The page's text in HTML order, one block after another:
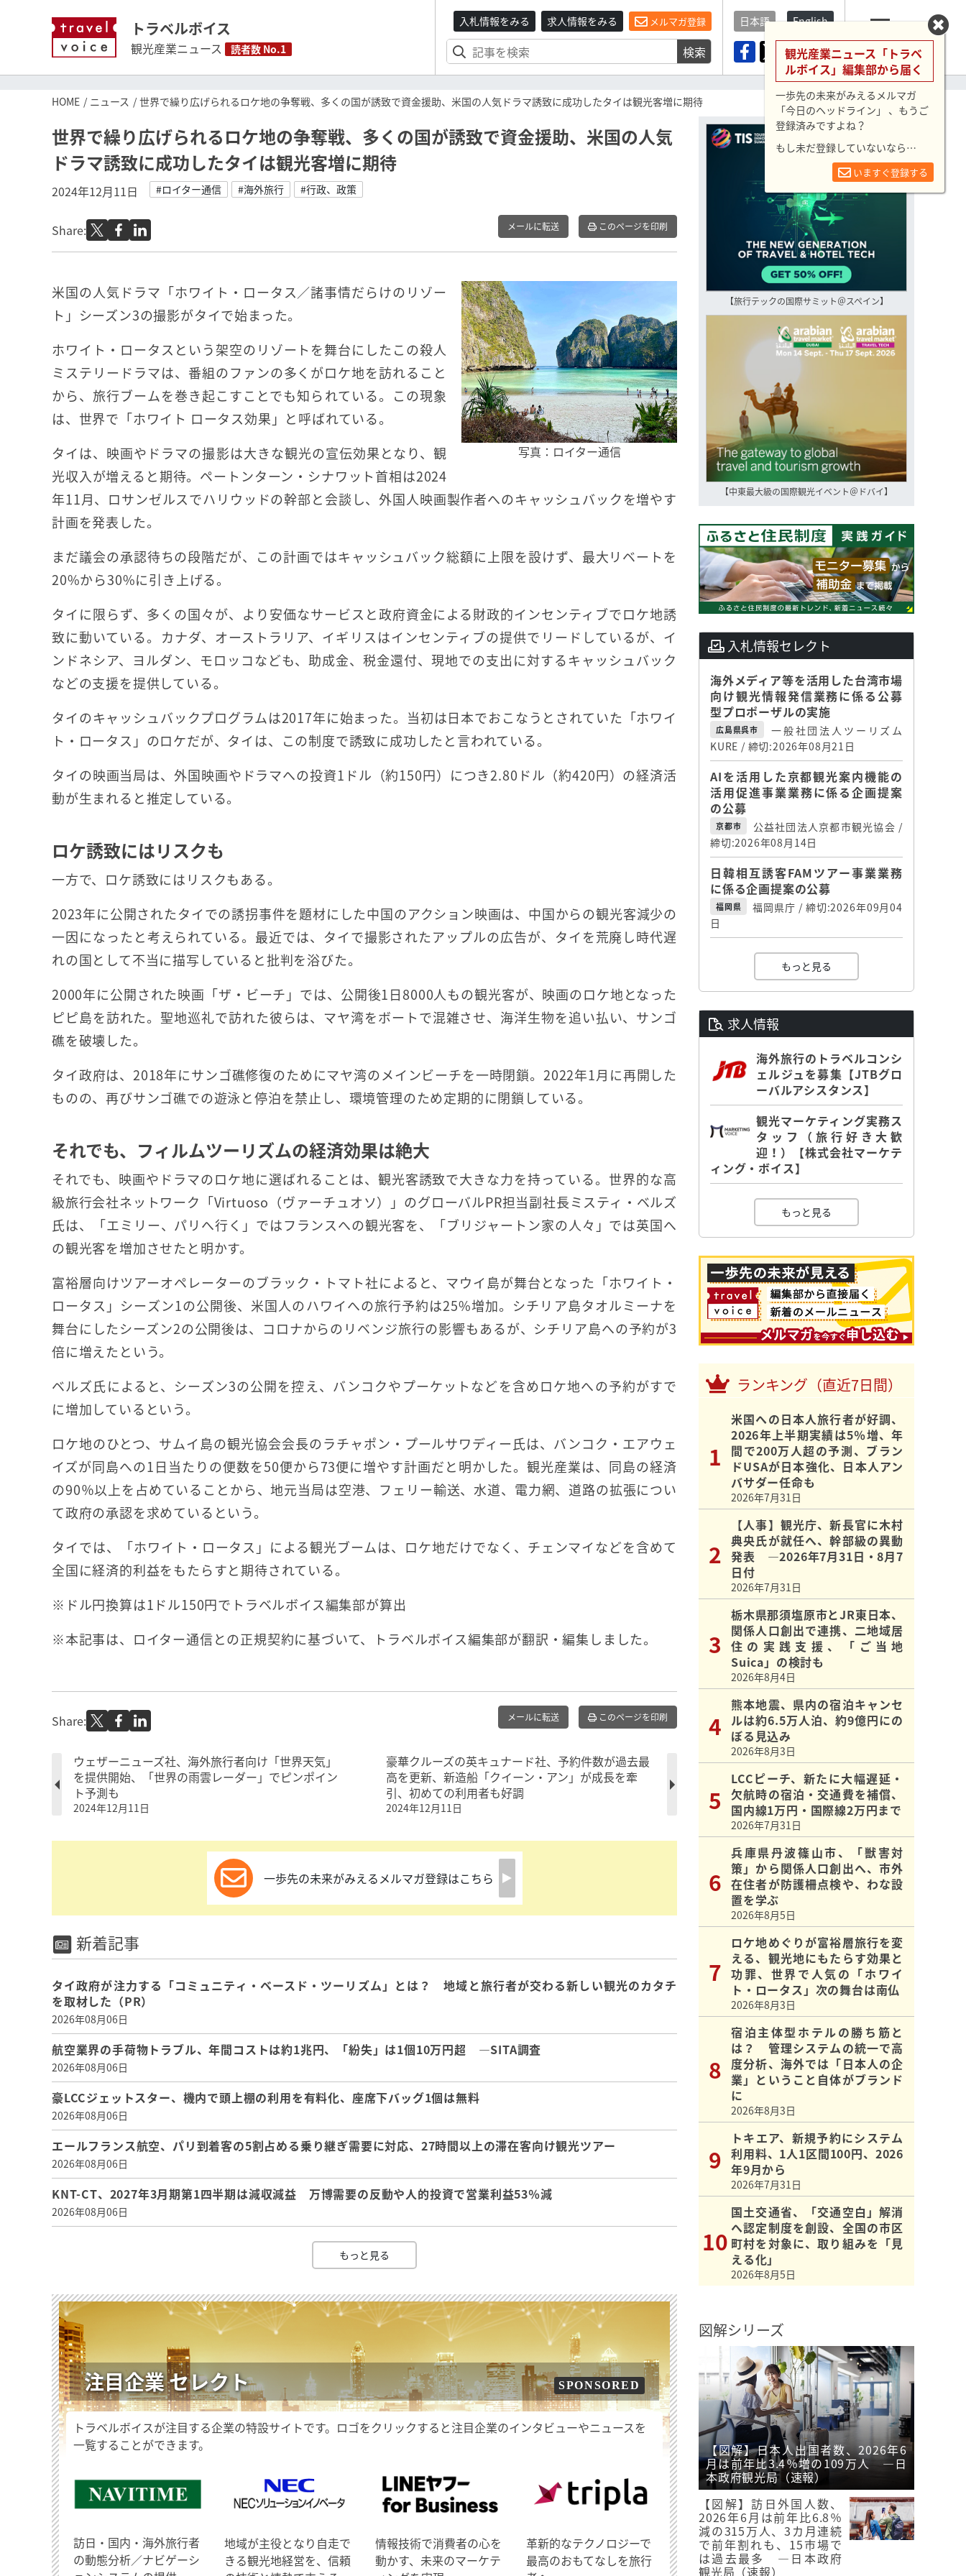
トラベルボイス
観光産業ニュース 読者数 No.1
入札情報をみる 求人情報をみる メルマガ登録
検索
日本語 English
メニュー
HOME ニュース 世界で繰り広げられるロケ地の争奪戦、多くの国が誘致で資金援助、米国の人気ドラマ誘致に成功したタイは観光客増に期待
世界で繰り広げられるロケ地の争奪戦、多くの国が誘致で資金援助、米国の人気
ドラマ誘致に成功したタイは観光客増に期待
2024年12月11日 #ロイター通信 #海外旅行 #行政、政策
Share: メールに転送 このページを印刷
写真：ロイター通信
米国の人気ドラマ「ホワイト・ロータス／諸事情だらけのリゾー
ト」シーズン3の撮影がタイで始まった。
ホワイト・ロータスという架空のリゾートを舞台にしたこの殺人
ミステリードラマは、番組のファンの多くがロケ地を訪れること
から、旅行ブームを巻き起こすことでも知られている。この現象
は、世界で「ホワイト ロータス効果」と呼ばれている。
タイは、映画やドラマの撮影は大きな観光の宣伝効果となり、観
光収入が増えると期待。ペートンターン・シナワット首相は2024
年11月、ロサンゼルスでハリウッドの幹部と会談し、外国人映画製作者へのキャッシュバックを増やす
計画を発表した。
まだ議会の承認待ちの段階だが、この計画ではキャッシュバック総額に上限を設けず、最大リベートを
20%から30%に引き上げる。
タイに限らず、多くの国々が、より安価なサービスと政府資金による財政的インセンティブでロケ地誘
致に動いている。カナダ、オーストラリア、イギリスはインセンティブの提供でリードしているが、イ
ンドネシア、ヨルダン、モロッコなども、助成金、税金還付、現地での支出に対するキャッシュバック
などの支援を提供している。
タイのキャッシュバックプログラムは2017年に始まった。当初は日本でおこなうとされていた「ホワイ
ト・ロータス」のロケだが、タイは、この制度で誘致に成功したと言われている。
タイの映画当局は、外国映画やドラマへの投資1ドル（約150円）につき2.80ドル（約420円）の経済活
動が生まれると推定している。
ロケ誘致にはリスクも
一方で、ロケ誘致にはリスクもある。
2023年に公開されたタイでの誘拐事件を題材にした中国のアクション映画は、中国からの観光客減少の
一因になったと考えられている。最近では、タイで撮影されたアップルの広告が、タイを荒廃し時代遅
れの国として不当に描写していると批判を浴びた。
2000年に公開された映画「ザ・ビーチ」では、公開後1日8000人もの観光客が、映画のロケ地となった
ピピ島を訪れた。聖地巡礼で訪れた彼らは、マヤ湾をボートで混雑させ、海洋生物を追い払い、サンゴ
礁を破壊した。
タイ政府は、2018年にサンゴ礁修復のためにマヤ湾のメインビーチを一時閉鎖。2022年1月に再開した
ものの、再びサンゴ礁での遊泳と停泊を禁止し、環境管理のため定期的に閉鎖している。
それでも、フィルムツーリズムの経済効果は絶大
それでも、映画やドラマのロケ地に選ばれることは、観光客誘致で大きな力を持っている。世界的な高
級旅行会社ネットワーク「Virtuoso（ヴァーチュオソ）」のグローバルPR担当副社長ミスティ・ベルズ
氏は、「エミリー、パリへ行く」ではフランスへの観光客を、「ブリジャートン家の人々」では英国へ
の観光客を増加させたと明かす。
富裕層向けツアーオペレーターのブラック・トマト社によると、マウイ島が舞台となった「ホワイト・
ロータス」シーズン1の公開後、米国人のハワイへの旅行予約は25%増加。シチリア島タオルミーナを
舞台にしたシーズン2の公開後は、コロナからのリベンジ旅行の影響もあるが、シチリア島への予約が3
倍に増えたという。
ベルズ氏によると、シーズン3の公開を控え、バンコクやプーケットなどを含めロケ地への予約がすで
に増加しているという。
ロケ地のひとつ、サムイ島の観光協会会長のラチャポン・プールサワディー氏は、バンコク・エアウェ
イズが同島への1日当たりの便数を50便から73便に増やす計画だと明かした。観光産業は、同島の経済
の90％以上を占めていることから、地元当局は空港、フェリー輸送、水道、電力網、道路の拡張につい
て政府の承認を求めているという。
タイでは、「ホワイト・ロータス」による観光ブームは、ロケ地だけでなく、チェンマイなどを含めて
全国に経済的利益をもたらすと期待されている。
※ドル円換算は1ドル150円でトラベルボイス編集部が算出
※本記事は、ロイター通信との正規契約に基づいて、トラベルボイス編集部が翻訳・編集しました。
Share: メールに転送 このページを印刷
ウェザーニューズ社、海外旅行者向け「世界天気」
を提供開始、「世界の雨雲レーダー」でピンポイン
ト予測も
2024年12月11日
豪華クルーズの英キュナード社、予約件数が過去最
高を更新、新造船「クイーン・アン」が成長を牽
引、初めての利用者も好調
2024年12月11日
一歩先の未来がみえるメルマガ登録はこちら
新着記事
タイ政府が注力する「コミュニティ・ベースド・ツーリズム」とは？ 地域と旅行者が交わる新しい観光のカタチ
を取材した（PR）
2026年08月06日
航空業界の手荷物トラブル、年間コストは約1兆円、「紛失」は1個10万円超 ―SITA調査
2026年08月06日
豪LCCジェットスター、機内で頭上棚の利用を有料化、座席下バッグ1個は無料
2026年08月06日
エールフランス航空、パリ到着客の5割占める乗り継ぎ需要に対応、27時間以上の滞在客向け観光ツアー
2026年08月06日
KNT-CT、2027年3月期第1四半期は減収減益 万博需要の反動や人的投資で営業利益53％減
2026年08月06日
もっと見る
注目企業 セレクト SPONSORED
トラベルボイスが注目する企業の特設サイトです。ロゴをクリックすると注目企業のインタビューやニュースを
一覧することができます。
訪日・国内・海外旅行者
の動態分析／ナビゲーシ
地域が主役となり自走で
きる観光地経営を、信頼
情報技術で消費者の心を
動かす、未来のマーケテ
革新的なテクノロジーで
最高のおもてなしを旅行
【旅行テックの国際サミット＠スペイン】
【中東最大級の国際観光イベント＠ドバイ】
入札情報セレクト
海外メディア等を活用した台湾市場
向け観光情報発信業務に係る公募
型プロポーザルの実施
広島県呉市
一般社団法人ツーリズム
KURE / 締切:2026年08月21日
AIを活用した京都観光案内機能の
活用促進事業業務に係る企画提案
の公募
京都市
公益社団法人京都市観光協会 /
締切:2026年08月14日
日韓相互誘客FAMツアー事業業務
に係る企画提案の公募
福岡県
福岡県庁 / 締切:2026年09月04
日
もっと見る
求人情報
海外旅行のトラベルコンシ
ェルジュを募集【JTBグロ
ーバルアシスタンス】
観光マーケティング実務ス
タッフ（旅行好き大歓
迎！）【株式会社マーケテ
ィング・ボイス】
もっと見る
ランキング（直近7日間）
米国への日本人旅行者が好調、
2026年上半期実績は5％増、年
間で200万人超の予測、ブラン
ドUSAが日本強化、日本人アン
バサダー任命も
2026年7月31日
【人事】観光庁、新長官に木村
典央氏が就任へ、幹部級の異動
発表 ―2026年7月31日・8月7
日付
2026年7月31日
栃木県那須塩原市とJR東日本、
関係人口創出で連携、二地域居
住の実践支援、「ご当地
Suica」の検討も
2026年8月4日
熊本地震、県内の宿泊キャンセ
ルは約6.5万人泊、約9億円にの
ぼる見込み
2026年8月3日
LCCピーチ、新たに大幅遅延・
欠航時の宿泊・交通費を補償、
国内線1万円・国際線2万円まで
2026年7月31日
兵庫県丹波篠山市、「獣害対
策」から関係人口創出へ、市外
在住者が防護柵点検や、わな設
置を学ぶ
2026年8月5日
ロケ地めぐりが富裕層旅行を変
える、観光地にもたらす効果と
功罪、世界で人気の「ホワイ
ト・ロータス」次の舞台は南仏
2026年8月3日
宿泊主体型ホテルの勝ち筋と
は？ 管理システムの統一で高
度分析、海外では「日本人の企
業」ということ自体がブランド
に
2026年8月3日
トキエア、新規予約にシステム
利用料、1人1区間100円、2026
年9月から
2026年7月31日
国土交通省、「交通空白」解消
へ認定制度を創設、全国の市区
町村を対象に、取り組みを「見
える化」
2026年8月5日
図解シリーズ
【図解】日本人出国者数、2026年6
月は前年比3.4％増の109万人 ―日
本政府観光局（速報）
【図解】訪日外国人数、
2026年6月は前年比6.8％
減の315万人、3カ月連続
で前年割れも、15市場で
は過去最多 ―日本政府
観光局（速報）
観光産業ニュース「トラベ
ルボイス」編集部から届く
一歩先の未来がみえるメルマガ
「今日のヘッドライン」 、もうご
登録済みですよね？
もし未だ登録していないなら…
いますぐ登録する